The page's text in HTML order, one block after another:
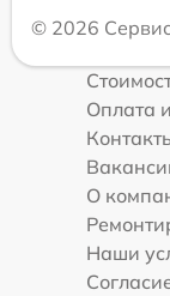
© 2026
Оплата
О
Наши